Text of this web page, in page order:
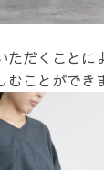
ただくことに
むことができ